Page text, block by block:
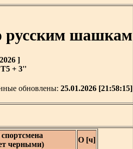
русским шашкам
]
+ 3''
обновлены: 25.01.2026 [21:58:15]
черными)
О [ч]